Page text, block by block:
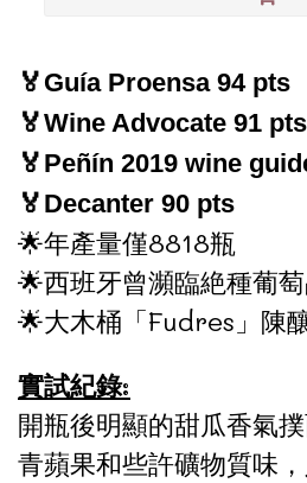
🏅Guía Proensa 94 pts
🏅Wine Advocate 91 pts
🏅Peñín 2019 wine
🏅Decanter 90 pts
🌟年產量僅8818瓶
🌟西班牙曾瀕臨絶種葡
🌟大木桶「Fudres」陳
實試紀錄:
開瓶後明顯的甜瓜香氣撲
青蘋果和些許礦物質味